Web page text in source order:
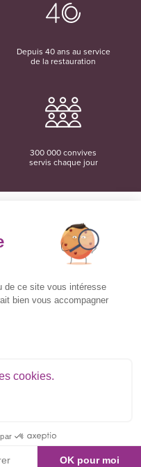
Depuis 40 ans au service
de la restauration
300 000 convives
servis chaque jour
rue du Domaine
sociaux
newsletter
légales
Politique de confidentialité
de ce site vous intéresse
bien vous accompagner
cookies.
OK pour moi